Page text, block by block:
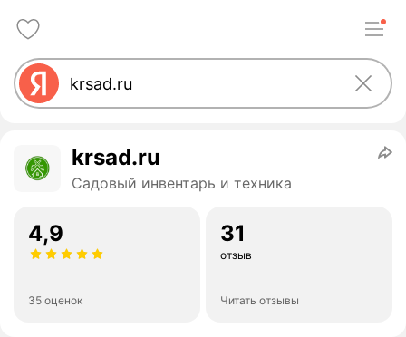
krsad.ru
Садовый инвентарь и техника
4,9
35 оценок
31
отзыв
Читать отзывы